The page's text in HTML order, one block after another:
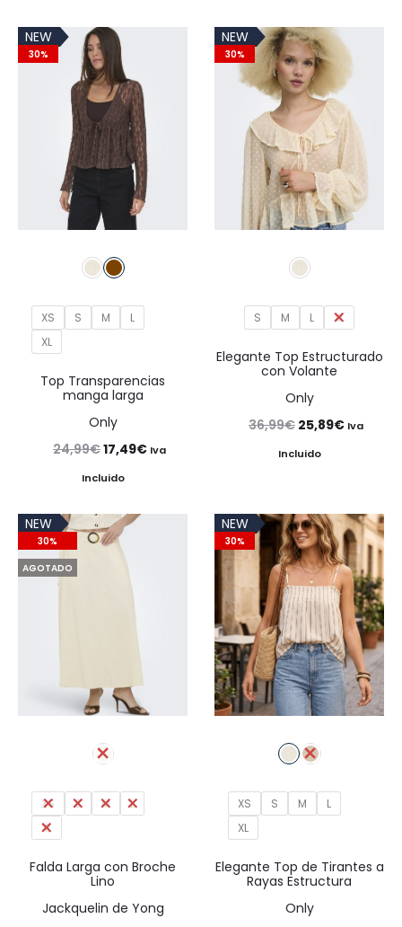
era:
115,00€.
era:
26,99€.
es:
NEW
30%
XS S M
L
XL
Top Transparencias
manga larga
Only
24,99€El
precio
era:
24,99€.
17,49€ElIva
Incluido
NEW
30%
S M L XL
Elegante Top Estructurado
con Volante
Only
36,99€ El
precio
36,99€.
25,89€El
25,89€.
Iva
Incluido
NEW
30%
AGOTADO
XS S M
L
XL
Falda Larga con Broche
Lino
Jackquelin de Yong
NEW
30%
XS S M
L
XL
Elegante Top de Tirantes a
Rayas Estructura
Only